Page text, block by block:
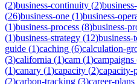
(2)business-continuity (2)
(26)business-one (1)business-
(1)business-process (8)business-
(1)business-strategy (12)business-
guide (1)caching (6)calculation-
(3)california (1)cam (1)campaigns
(1)canary (1)capacity (2)capacity-
(2)carbon-tracking (3)career-plans